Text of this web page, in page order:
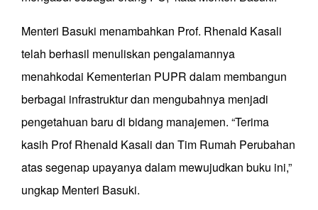
Menteri Basuki menambahkan Prof. Rhenald Kasali
telah berhasil menuliskan pengalamannya
menahkodai Kementerian PUPR dalam membangun
berbagai infrastruktur dan mengubahnya menjadi
pengetahuan baru di bidang manajemen. “Terima
kasih Prof Rhenald Kasali dan Tim Rumah Perubahan
atas segenap upayanya dalam mewujudkan buku ini,”
ungkap Menteri Basuki.